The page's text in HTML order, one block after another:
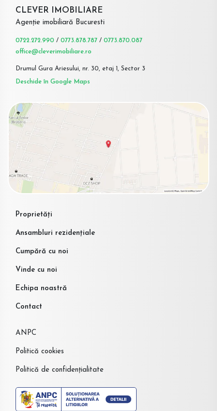
CLEVER IMOBILIARE
Agenție imobiliară Bucuresti
0722.272.990 / 0773.878.787 / 0773.870.087
office@cleverimobiliare.ro
Drumul Gura Ariesului, nr. 30, etaj 1, Sector 3
Deschide în Google Maps
Proprietăți
Ansambluri rezidențiale
Cumpără cu noi
Vinde cu noi
Echipa noastră
Contact
ANPC
Politică cookies
Politică de confidențialitate